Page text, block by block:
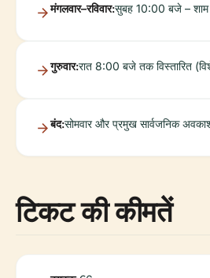
मंगलवार–रविवार:सुबह 10:00 बजे –
गुरुवार:रात 8:00 बजे तक विस्तारित
बंद:सोमवार और प्रमुख सार्वजनिक
टिकट की कीमतें